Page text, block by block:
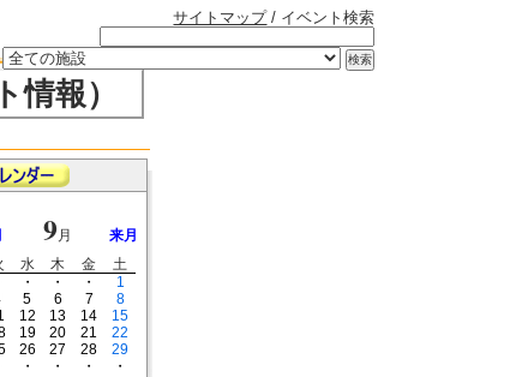
サイトマップ/ イベント検索
情報）
9月
来月
水 木 金
土
・ ・ ・
1
5 6 7
8
12 13 14
15
19 20 21
22
26 27 28
29
・ ・ ・ ・